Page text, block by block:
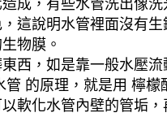
成，有些水管洗出像
這說明水管裡面沒有
物膜。
西，如是靠一般水壓
管 的原理，就是用 檸檬
軟化水管內壁的管垢